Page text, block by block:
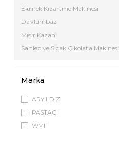
Ekmek Kızartme Makinesi
Davlumbaz
Mısır Kazanı
Sahlep ve Sıcak Çikolata Makinesi
Marka
ARYILDIZ
PASTACI
WMF